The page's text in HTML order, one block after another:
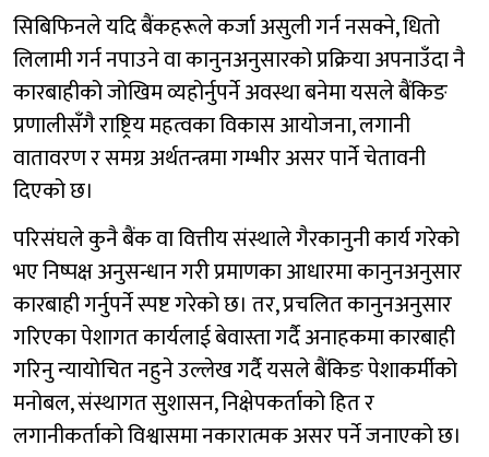
सिबिफिनले यदि बैंकहरूले कर्जा असुली गर्न नसक्ने, धितो
लिलामी गर्न नपाउने वा कानुनअनुसारको प्रक्रिया अपनाउँदा नै
कारबाहीको जोखिम व्यहोर्नुपर्ने अवस्था बनेमा यसले बैंकिङ
प्रणालीसँगै राष्ट्रिय महत्वका विकास आयोजना, लगानी
वातावरण र समग्र अर्थतन्त्रमा गम्भीर असर पार्ने चेतावनी
दिएको छ।
परिसंघले कुनै बैंक वा वित्तीय संस्थाले गैरकानुनी कार्य गरेको
भए निष्पक्ष अनुसन्धान गरी प्रमाणका आधारमा कानुनअनुसार
कारबाही गर्नुपर्ने स्पष्ट गरेको छ। तर, प्रचलित कानुनअनुसार
गरिएका पेशागत कार्यलाई बेवास्ता गर्दै अनाहकमा कारबाही
गरिनु न्यायोचित नहुने उल्लेख गर्दै यसले बैंकिङ पेशाकर्मीको
मनोबल, संस्थागत सुशासन, निक्षेपकर्ताको हित र
लगानीकर्ताको विश्वासमा नकारात्मक असर पर्ने जनाएको छ।